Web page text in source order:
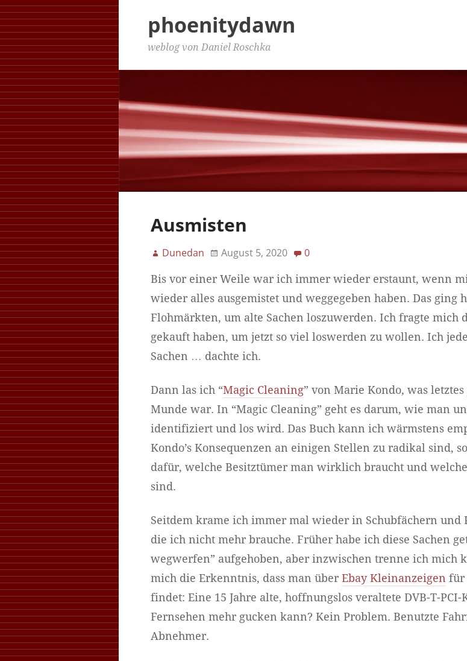
phoenitydawn
weblog von Daniel Roschka
Ausmisten
Dunedan August 5, 2020 0
Bis vor einer Weile war ich immer wieder erstaunt, wenn
wieder alles ausgemistet und weggegeben haben. Das ging
Flohmärkten, um alte Sachen loszuwerden. Ich fragte mich
gekauft haben, um jetzt so viel loswerden zu wollen. Ich
Sachen … dachte ich.
Dann las ich “Magic Cleaning” von Marie Kondo, was
Munde war. In “Magic Cleaning” geht es darum, wie man
identifiziert und los wird. Das Buch kann ich wärmstens
Kondo’s Konsequenzen an einigen Stellen zu radikal sind,
dafür, welche Besitztümer man wirklich braucht und
sind.
Seitdem krame ich immer mal wieder in Schubfächern und
die ich nicht mehr brauche. Früher habe ich diese Sachen
wegwerfen” aufgehoben, aber inzwischen trenne ich mich
mich die Erkenntnis, dass man über Ebay Kleinanzeigen für
findet: Eine 15 Jahre alte, hoffnungslos veraltete DVB-T-
Fernsehen mehr gucken kann? Kein Problem. Benutzte
Abnehmer.